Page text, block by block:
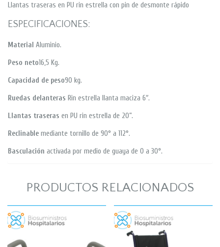
Llantas traseras en PU rin estrella con pin de desmonte rápido
ESPECIFICACIONES:
Material Aluminio.
Peso neto16,5 Kg.
Capacidad de peso90 kg.
Ruedas delanteras Rin estrella llanta maciza 6″.
Llantas traseras en PU rin estrella de 20”.
Reclinable mediante tornillo de 90° a 112°.
Basculación activada por medio de guaya de 0 a 30°.
PRODUCTOS RELACIONADOS